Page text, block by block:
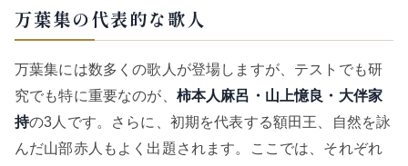
万葉集の代表的な歌人
万葉集には数多くの歌人が登場しますが、テストでも研
究でも特に重要なのが、 柿本人麻呂・山上憶良・大伴家
持の3人です。さらに、初期を代表する額田王、自然を詠
んだ山部赤人もよく出題されます。ここでは、それぞれ